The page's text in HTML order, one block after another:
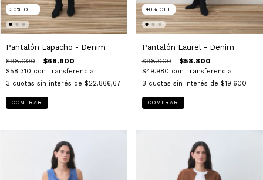
30% OFF
Pantalón Lapacho - Denim
$98.000 $68.600
$58.310 con Transferencia
3 cuotas sin interés de $22.866,67
COMPRAR
40% OFF
Pantalón Laurel - Denim
$98.000 $58.800
$49.980 con Transferencia
3 cuotas sin interés de $19.600
COMPRAR